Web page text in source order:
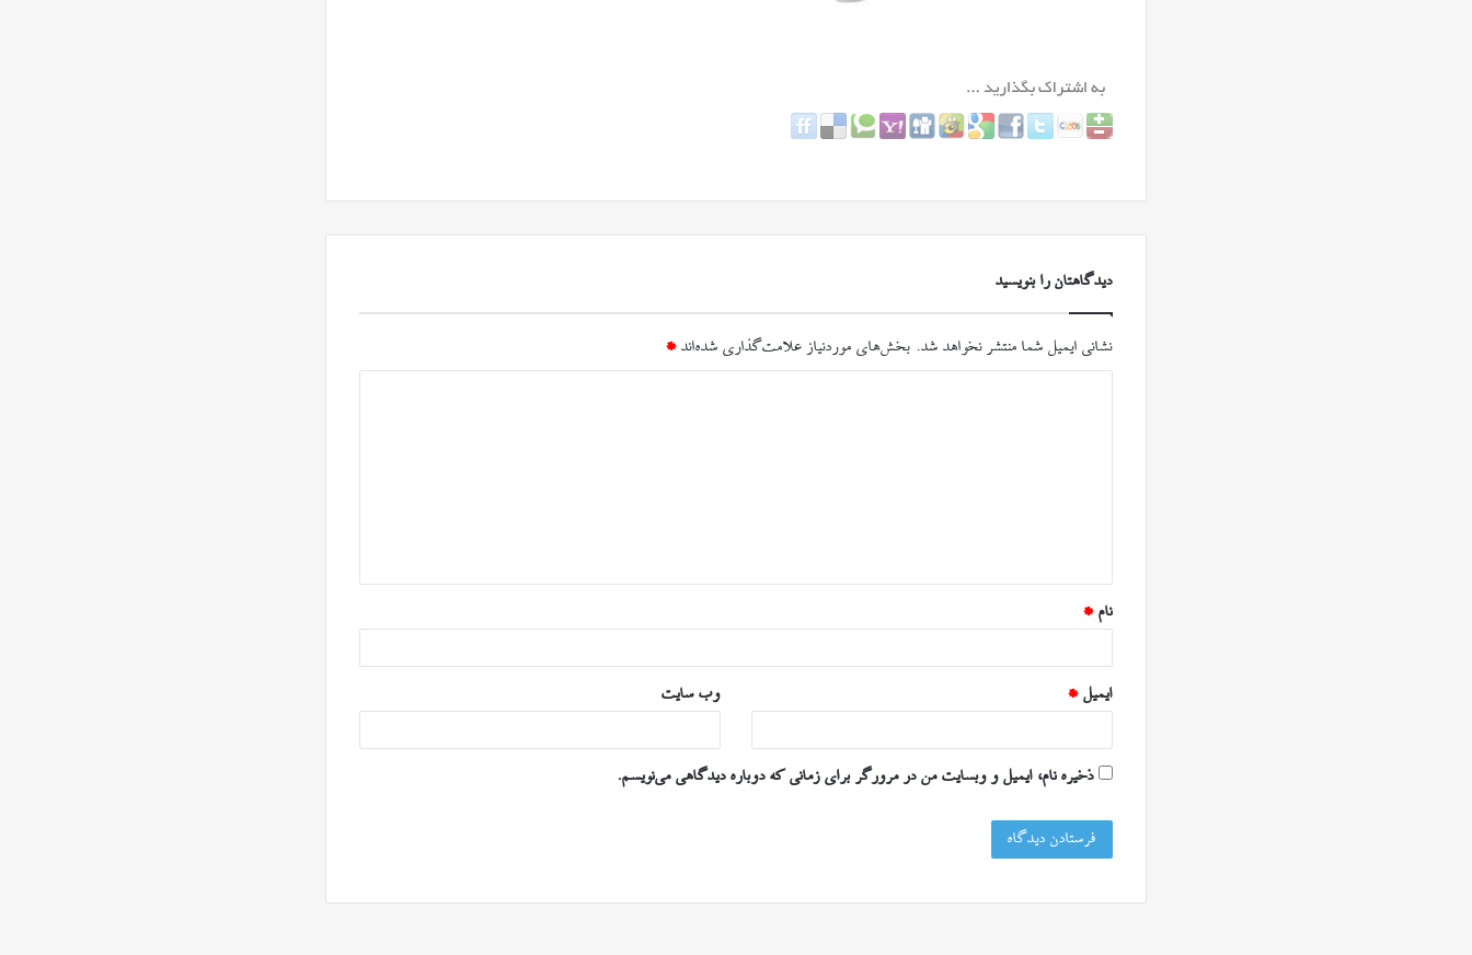
دیدگاهتان را بنویسید
نشانی ایمیل شما منتشر نخواهد شد. بخش‌های موردنیاز علامت‌گذاری شده‌اند *
*
نام *
ایمیل * وب‌ سایت
ذخیره نام، ایمیل و وبسایت من در مرورگر برای زمانی که دوباره دیدگاهی می‌نویسم.